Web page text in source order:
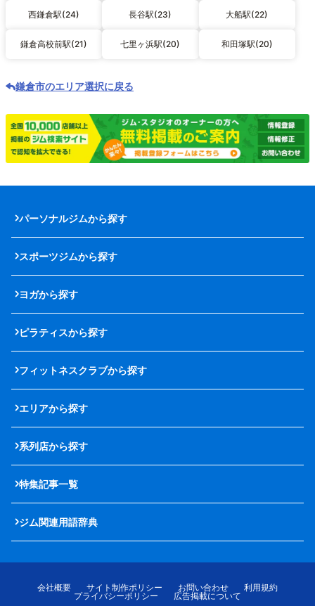
西鎌倉駅(24) 長谷駅(23) 大船駅(22)
鎌倉高校前駅(21) 七里ヶ浜駅(20) 和田塚駅(20)
鎌倉市のエリア選択に戻る
パーソナルジムから探す
スポーツジムから探す
ヨガから探す
ピラティスから探す
フィットネスクラブから探す
エリアから探す
系列店から探す
特集記事一覧
ジム関連用語辞典
会社概要 サイト制作ポリシー お問い合わせ
利用規約
プライバシーポリシー
広告掲載について